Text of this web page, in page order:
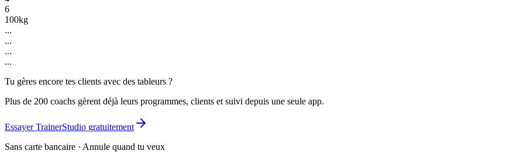
6
100kg
...
...
...
...
Tu gères encore tes clients avec des tableurs ?
Plus de 200 coachs gèrent déjà leurs programmes, clients et suivi depuis une seule app.
Essayer TrainerStudio gratuitement
Sans carte bancaire · Annule quand tu veux